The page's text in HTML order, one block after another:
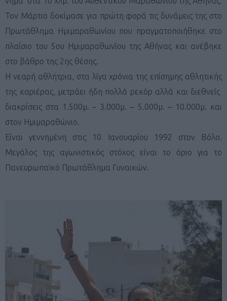
Τον Μάρτιο δοκίμασε για πρώτη φορά τις δυνάμεις της στο
Πρωτάθλημα Ημιμαραθωνίου που πραγματοποιήθηκε στο
πλαίσιο του 5ου Ημιμαραθωνίου της Αθήνας και ανέβηκε
στο βάθρο της 2ης θέσης.
Η νεαρή αθλήτρια, στα λίγα χρόνια της επίσημης αθλητικής
της καριέρας, μετράει ήδη πολλά ρεκόρ αλλά και διεθνείς
διακρίσεις στα 1.500μ. – 3.000μ. – 5.000μ. – 10.000μ. και
στον Ημιμαραθώνιο.
Είναι γεννημένη στις 10 Ιανουαρίου 1992 στον Βόλο.
Μεγάλος της αγωνιστικός στόχος είναι το όριο για το
Πανευρωπαϊκό Πρωτάθλημα Γυναικών.